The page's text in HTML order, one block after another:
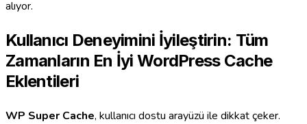
alıyor.
Kullanıcı Deneyimini İyileştirin: Tüm
Zamanların En İyi WordPress Cache
Eklentileri
WP Super Cache, kullanıcı dostu arayüzü ile dikkat çeker.